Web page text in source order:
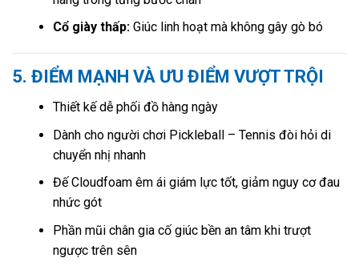
Cổ giày thấp:Giúc linh hoạt mà không gây gò bó
5. ĐIỂM MẠNH VÀ ƯU ĐIỂM VƯỢT TRỘI
Thiết kế dễ phối đồ hàng ngày
Dành cho người chơi Pickleball – Tennis đòi hỏi di
chuyển nhị nhanh
Đế Cloudfoam êm ái giám lực tốt, giảm nguy cơ đau
nhức gót
Phần mũi chân gia cố giúc bền an tâm khi trượt
ngược trên sên